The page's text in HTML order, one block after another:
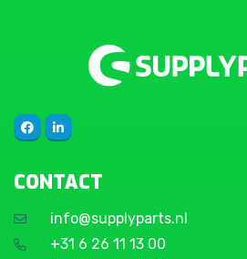
CONTACT
info@supplyparts.nl
+31 6 26 11 13 00